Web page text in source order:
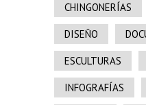
CHINGONERÍAS
DISEÑO
ESCULTURAS
INFOGRAFÍAS